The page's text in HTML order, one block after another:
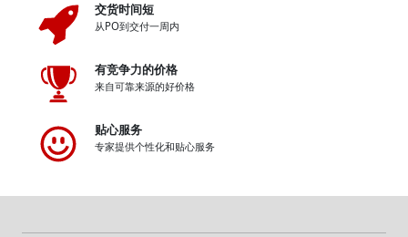
交货时间短
从PO到交付一周内
有竞争力的价格
来自可靠来源的好价格
贴心服务
专家提供个性化和贴心服务